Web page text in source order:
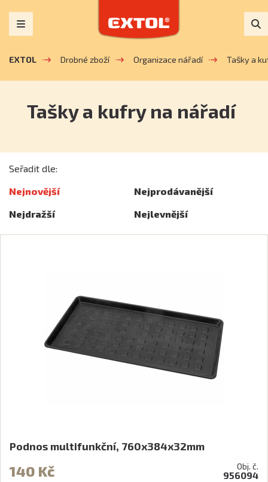
EXTOL Drobné zboží Organizace nářadí Tašky a
Tašky a kufry na nářadí
Seřadit dle:
Nejnovější
Nejprodávanější
Nejdražší
Nejlevnější
Podnos multifunkční, 760x384x32mm
140 Kč Obj. č.
956094